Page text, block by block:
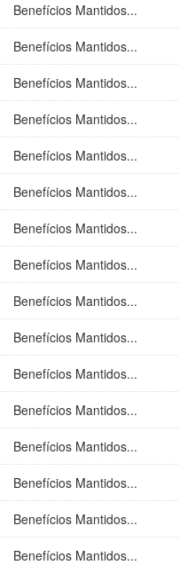
Benefícios Mantidos...
Benefícios Mantidos...
Benefícios Mantidos...
Benefícios Mantidos...
Benefícios Mantidos...
Benefícios Mantidos...
Benefícios Mantidos...
Benefícios Mantidos...
Benefícios Mantidos...
Benefícios Mantidos...
Benefícios Mantidos...
Benefícios Mantidos...
Benefícios Mantidos...
Benefícios Mantidos...
Benefícios Mantidos...
Benefícios Mantidos...